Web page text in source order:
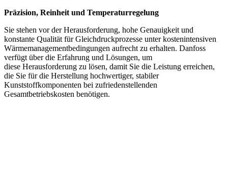
Präzision, Reinheit und Temperaturregelung
Sie stehen vor der Herausforderung, hohe Genauigkeit und
konstante Qualität für Gleichdruckprozesse unter kostenintensiven
Wärmemanagementbedingungen aufrecht zu erhalten. Danfoss
verfügt über die Erfahrung und Lösungen, um
diese Herausforderung zu lösen, damit Sie die Leistung erreichen,
die Sie für die Herstellung hochwertiger, stabiler
Kunststoffkomponenten bei zufriedenstellenden
Gesamtbetriebskosten benötigen.